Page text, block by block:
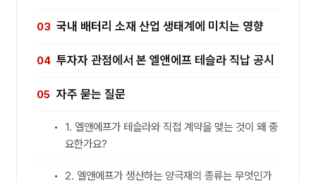
국내 배터리 소재 산업 생태계에 미치는 영향
투자자 관점에서 본 엘앤에프 테슬라 직납 공시
자주 묻는 질문
1. 엘앤에프가 테슬라와 직접 계약을 맺는 것이 왜 중
요한가요?
2. 엘앤에프가 생산하는 양극재의 종류는 무엇인가